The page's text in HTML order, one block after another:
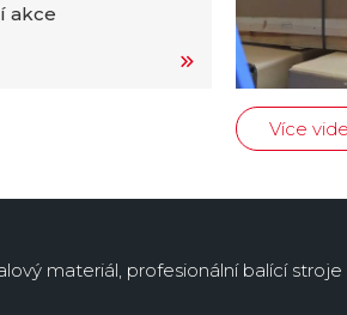
akce
Více
materiál, profesionální balící